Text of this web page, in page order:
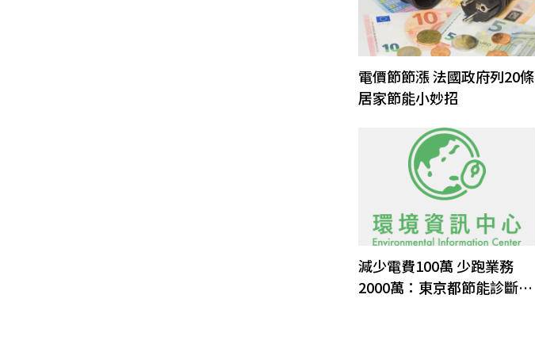
電價節節漲 法國政府列20條
居家節能小妙招
減少電費100萬 少跑業務
2000萬：東京都節能診斷服